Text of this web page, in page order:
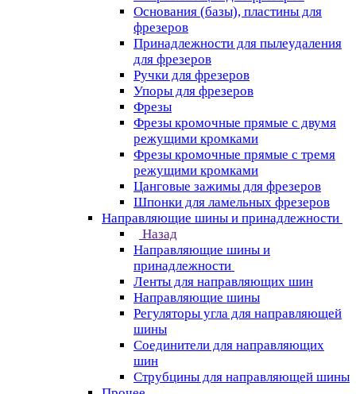
Основания (базы), пластины для
фрезеров
Принадлежности для пылеудаления
для фрезеров
Ручки для фрезеров
Упоры для фрезеров
Фрезы
Фрезы кромочные прямые с двумя
режущими кромками
Фрезы кромочные прямые с тремя
режущими кромками
Цанговые зажимы для фрезеров
Шпонки для ламельных фрезеров
Направляющие шины и принадлежности
Назад
Направляющие шины и
принадлежности
Ленты для направляющих шин
Направляющие шины
Регуляторы угла для направляющей
шины
Соединители для направляющих
шин
Струбцины для направляющей шины